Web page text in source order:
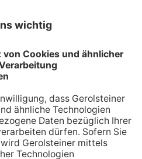
auch unterwegs immer
Kleine PET-Flaschen mit
nach dem Aufstehen
Flüssigkeit. Um gut in
du deshalb direkt nach dem
Wasser trinken. Stelle dir
direkt ans